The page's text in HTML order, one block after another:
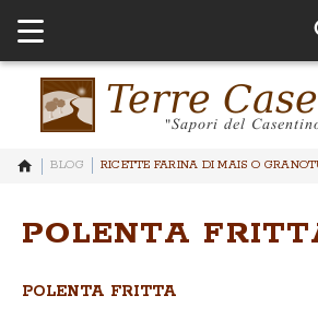
BLOG RICETTE FARINA DI MAIS O
POLENTA
POLENTA FRITTA